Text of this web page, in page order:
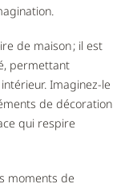
de maison ; il est
permettant
Imaginez-le
de décoration
qui respire
moments de